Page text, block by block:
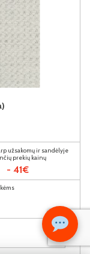
užsakomų ir sandėlyje
prekių kainų
- 41€